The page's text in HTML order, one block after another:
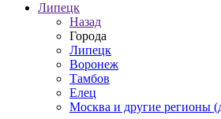
Липецк
Назад
Города
Липецк
Воронеж
Тамбов
Елец
Москва и другие регионы